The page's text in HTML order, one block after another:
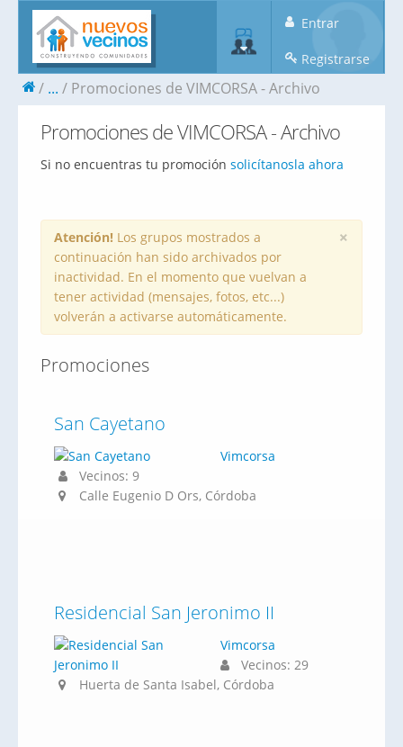
Entrar
Registrarse
... Promociones de VIMCORSA - Archivo
Promociones de VIMCORSA - Archivo
Si no encuentras tu promoción solicítanosla ahora
×
Atención! Los grupos mostrados a
continuación han sido archivados por
inactividad. En el momento que vuelvan a
tener actividad (mensajes, fotos, etc...)
volverán a activarse automáticamente.
Promociones
San Cayetano
Vimcorsa
Vecinos: 9
Calle Eugenio D Ors, Córdoba
Residencial San Jeronimo II
Vimcorsa
Vecinos: 29
Huerta de Santa Isabel, Córdoba